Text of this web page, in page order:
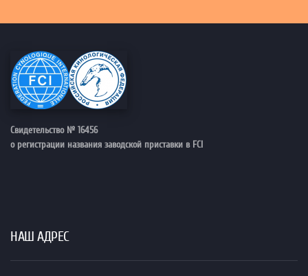
Свидетельство № 16456
о регистрации названия заводской приставки в FCI
НАШ АДРЕС